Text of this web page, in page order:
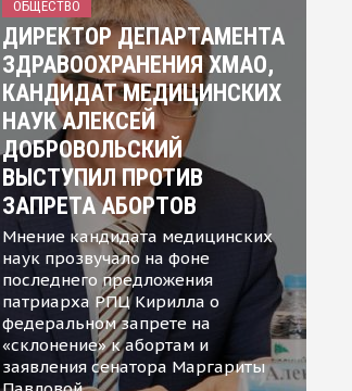
ОБЩЕСТВО
ДИРЕКТОР ДЕПАРТАМЕНТА
ЗДРАВООХРАНЕНИЯ ХМАО,
КАНДИДАТ МЕДИЦИНСКИХ
НАУК АЛЕКСЕЙ
ДОБРОВОЛЬСКИЙ
ВЫСТУПИЛ ПРОТИВ
ЗАПРЕТА АБОРТОВ
Мнение кандидата медицинских
наук прозвучало на фоне
последнего предложения
патриарха РПЦ Кирилла о
федеральном запрете на
«склонение» к абортам и
заявления сенатора Маргариты